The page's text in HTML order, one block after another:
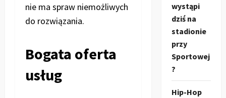
nie ma spraw niemożliwych
do rozwiązania.
Bogata oferta
usług
wystąpi
dziś na
stadionie
przy
Sportowej
?
Hip-Hop